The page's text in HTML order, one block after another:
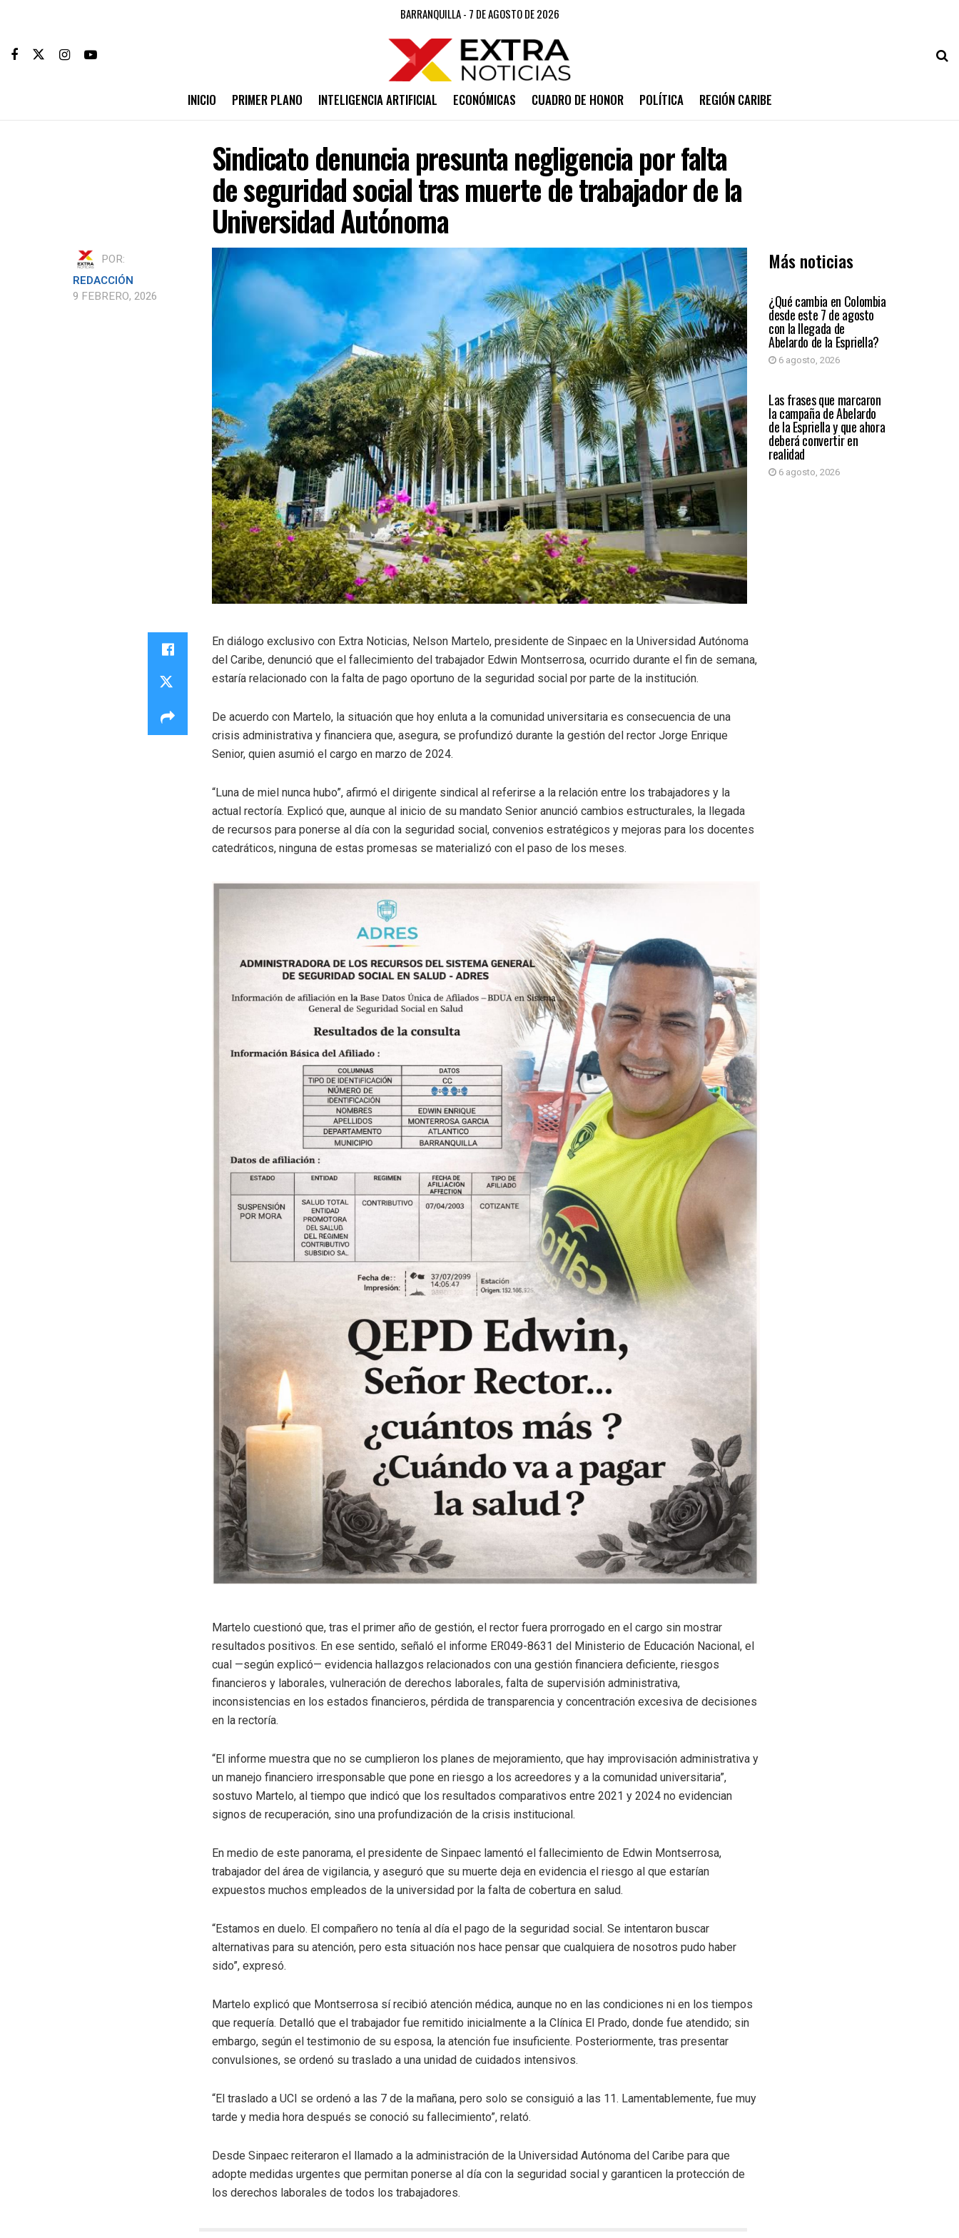
BARRANQUILLA - 7 DE AGOSTO DE 2026
INICIO PRIMER PLANO INTELIGENCIA ARTIFICIAL ECONÓMICAS CUADRO DE HONOR POLÍTICA REGIÓN CARIBE
Sindicato denuncia presunta negligencia por falta
de seguridad social tras muerte de trabajador de la
Universidad Autónoma
POR:
REDACCIÓN
9 FEBRERO, 2026
Más noticias
PRIMER PLANO
¿Qué cambia en Colombia
desde este 7 de agosto
con la llegada de
Abelardo de la Espriella?
6 agosto, 2026
PRIMER PLANO
Las frases que marcaron
la campaña de Abelardo
de la Espriella y que ahora
deberá convertir en
realidad
6 agosto, 2026
En diálogo exclusivo con Extra Noticias, Nelson Martelo, presidente de Sinpaec en la Universidad Autónoma
del Caribe, denunció que el fallecimiento del trabajador Edwin Montserrosa, ocurrido durante el fin de semana,
estaría relacionado con la falta de pago oportuno de la seguridad social por parte de la institución.
De acuerdo con Martelo, la situación que hoy enluta a la comunidad universitaria es consecuencia de una
crisis administrativa y financiera que, asegura, se profundizó durante la gestión del rector Jorge Enrique
Senior, quien asumió el cargo en marzo de 2024.
“Luna de miel nunca hubo”, afirmó el dirigente sindical al referirse a la relación entre los trabajadores y la
actual rectoría. Explicó que, aunque al inicio de su mandato Senior anunció cambios estructurales, la llegada
de recursos para ponerse al día con la seguridad social, convenios estratégicos y mejoras para los docentes
catedráticos, ninguna de estas promesas se materializó con el paso de los meses.
Martelo cuestionó que, tras el primer año de gestión, el rector fuera prorrogado en el cargo sin mostrar
resultados positivos. En ese sentido, señaló el informe ER049-8631 del Ministerio de Educación Nacional, el
cual —según explicó— evidencia hallazgos relacionados con una gestión financiera deficiente, riesgos
financieros y laborales, vulneración de derechos laborales, falta de supervisión administrativa,
inconsistencias en los estados financieros, pérdida de transparencia y concentración excesiva de decisiones
en la rectoría.
“El informe muestra que no se cumplieron los planes de mejoramiento, que hay improvisación administrativa y
un manejo financiero irresponsable que pone en riesgo a los acreedores y a la comunidad universitaria”,
sostuvo Martelo, al tiempo que indicó que los resultados comparativos entre 2021 y 2024 no evidencian
signos de recuperación, sino una profundización de la crisis institucional.
En medio de este panorama, el presidente de Sinpaec lamentó el fallecimiento de Edwin Montserrosa,
trabajador del área de vigilancia, y aseguró que su muerte deja en evidencia el riesgo al que estarían
expuestos muchos empleados de la universidad por la falta de cobertura en salud.
“Estamos en duelo. El compañero no tenía al día el pago de la seguridad social. Se intentaron buscar
alternativas para su atención, pero esta situación nos hace pensar que cualquiera de nosotros pudo haber
sido”, expresó.
Martelo explicó que Montserrosa sí recibió atención médica, aunque no en las condiciones ni en los tiempos
que requería. Detalló que el trabajador fue remitido inicialmente a la Clínica El Prado, donde fue atendido; sin
embargo, según el testimonio de su esposa, la atención fue insuficiente. Posteriormente, tras presentar
convulsiones, se ordenó su traslado a una unidad de cuidados intensivos.
“El traslado a UCI se ordenó a las 7 de la mañana, pero solo se consiguió a las 11. Lamentablemente, fue muy
tarde y media hora después se conoció su fallecimiento”, relató.
Desde Sinpaec reiteraron el llamado a la administración de la Universidad Autónoma del Caribe para que
adopte medidas urgentes que permitan ponerse al día con la seguridad social y garanticen la protección de
los derechos laborales de todos los trabajadores.